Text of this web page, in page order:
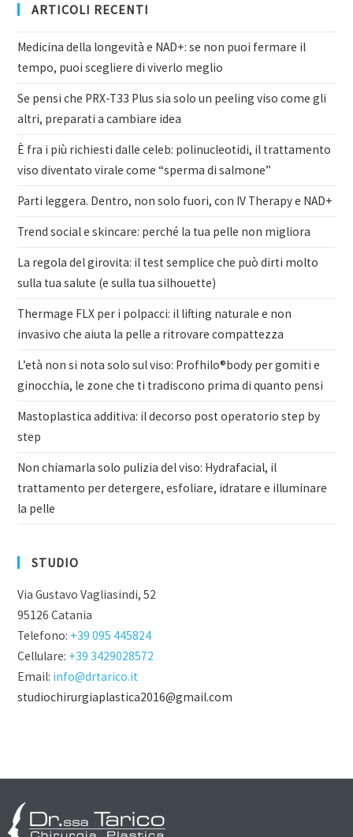
ARTICOLI RECENTI
Medicina della longevità e NAD+: se non puoi fermare il
tempo, puoi scegliere di viverlo meglio
Se pensi che PRX-T33 Plus sia solo un peeling viso come gli
altri, preparati a cambiare idea
È fra i più richiesti dalle celeb: polinucleotidi, il trattamento
viso diventato virale come “sperma di salmone”
Parti leggera. Dentro, non solo fuori, con IV Therapy e NAD+
Trend social e skincare: perché la tua pelle non migliora
La regola del girovita: il test semplice che può dirti molto
sulla tua salute (e sulla tua silhouette)
Thermage FLX per i polpacci: il lifting naturale e non
invasivo che aiuta la pelle a ritrovare compattezza
L’età non si nota solo sul viso: Profhilo®body per gomiti e
ginocchia, le zone che ti tradiscono prima di quanto pensi
Mastoplastica additiva: il decorso post operatorio step by
step
Non chiamarla solo pulizia del viso: Hydrafacial, il
trattamento per detergere, esfoliare, idratare e illuminare
la pelle
STUDIO
Via Gustavo Vagliasindi, 52
95126 Catania
Telefono: +39 095 445824
Cellulare: +39 3429028572
Email: info@drtarico.it
studiochirurgiaplastica2016@gmail.com